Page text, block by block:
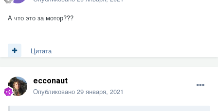
А что это за мотор???
Цитата
ecconaut
Опубликовано 29 января, 2021